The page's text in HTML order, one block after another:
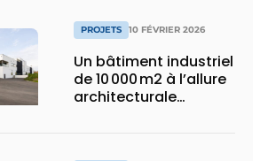
PROJETS 10 FÉVRIER 2026
Un bâtiment industriel
de 10 000 m2 à l’allure
architecturale